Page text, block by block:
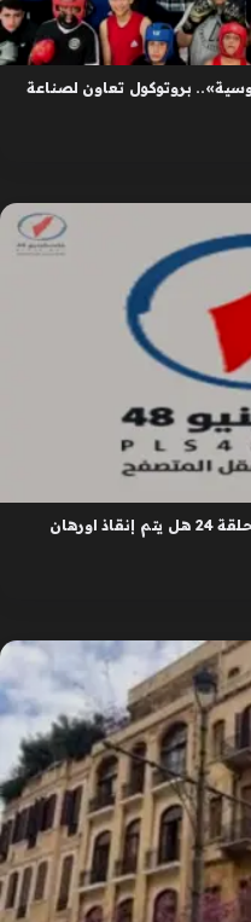
بروتوكول تعاون لصناعة
موعد عرض مسلسل المؤسس اورهان الحلقة 24 هل يتم إنقاذ اورهان